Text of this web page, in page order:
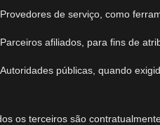
Provedores de serviço, como
Parceiros afiliados, para fins de
Autoridades públicas, quando
os terceiros são